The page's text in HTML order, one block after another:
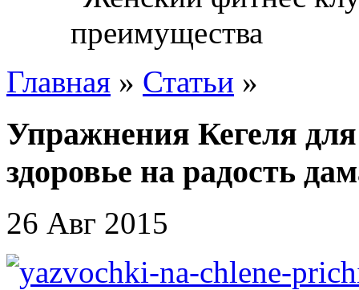
Главная » Статьи »
Упражнения Кегеля
здоровье на радость
26 Авг 2015